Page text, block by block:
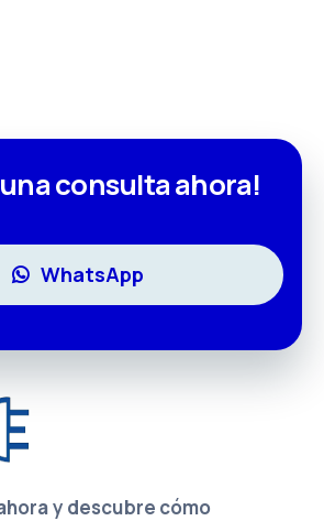
consulta ahora!
WhatsApp
y descubre cómo